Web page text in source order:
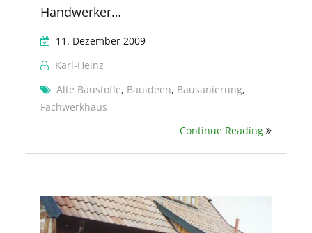
Handwerker…
11. Dezember 2009
Karl-Heinz
Alte Baustoffe, Bauideen, Bausanierung,
Fachwerkhaus
Continue Reading